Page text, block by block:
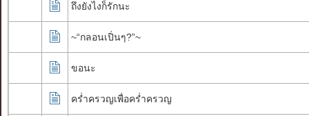
ถึงยังไงก็รักนะ
~“กลอนเปิ่นๆ?”~
ขอนะ
คร่ำครวญเพื่อคร่ำครวญ